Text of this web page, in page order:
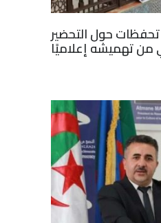
تحفظات حول التحضير
من تهميشه إعلاميًا